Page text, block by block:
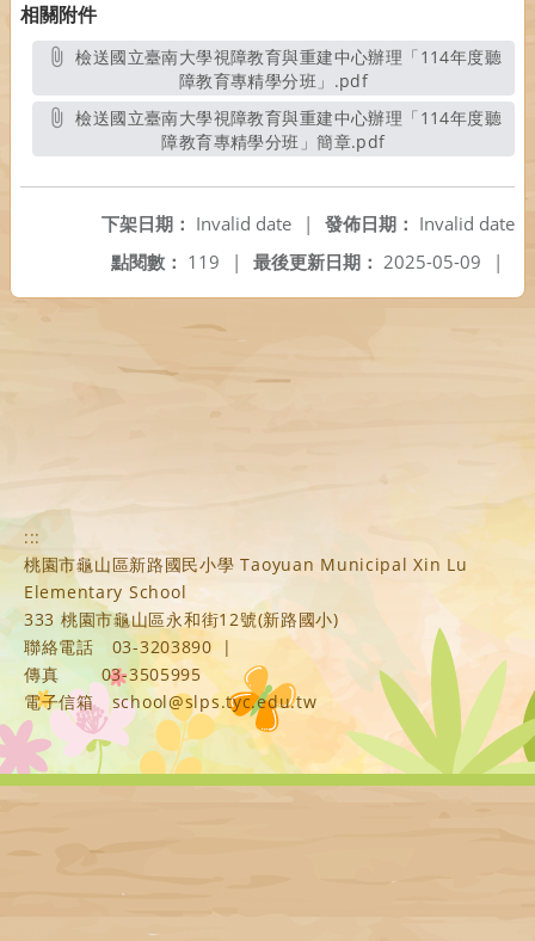
相關附件
檢送國立臺南大學視障教育與重建中心辦理「114年度聽
障教育專精學分班」.pdf另開新視窗
檢送國立臺南大學視障教育與重建中心辦理「114年度聽
障教育專精學分班」簡章.pdf另開新視窗
發佈日期： Invalid date
下架日期： Invalid date
|
最後更新日期： 2025-05-09 |
點閱數： 119 |
:::
桃園市龜山區新路國民小學 Taoyuan Municipal Xin Lu
Elementary School
333 桃園市龜山區永和街12號(新路國小)
聯絡電話
03-3203890
|
傳真
03-3505995
電子信箱
school@slps.tyc.edu.tw